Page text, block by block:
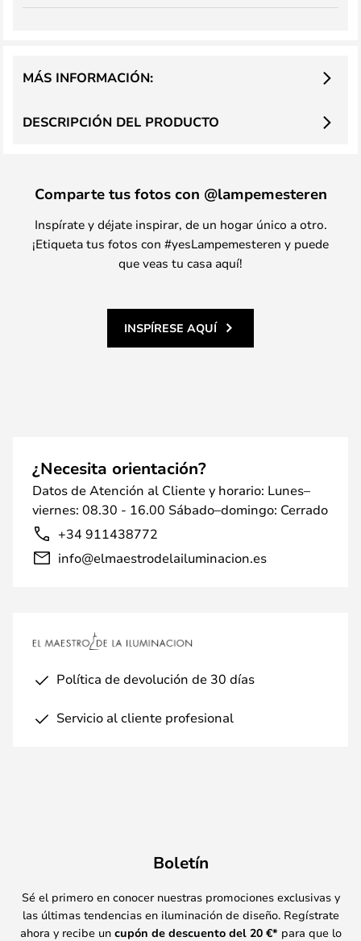
DESCRIPCIÓN DEL PRODUCTO
MÁS INFORMACIÓN:
Comparte tus fotos con @lampemesteren
Inspírate y déjate inspirar, de un hogar único a otro.
¡Etiqueta tus fotos con #yesLampemesteren y puede
que veas tu casa aquí!
INSPÍRESE AQUÍ
¿Necesita orientación?
Datos de Atención al Cliente y horario: Lunes–
viernes: 08.30 - 16.00 Sábado–domingo: Cerrado
+34 911438772
info@elmaestrodelailuminacion.es
Política de devolución de 30 días
Servicio al cliente profesional
Boletín
Sé el primero en conocer nuestras promociones exclusivas y
las últimas tendencias en iluminación de diseño. Regístrate
ahora y recibe un cupón de descuento del 20 €* para que lo